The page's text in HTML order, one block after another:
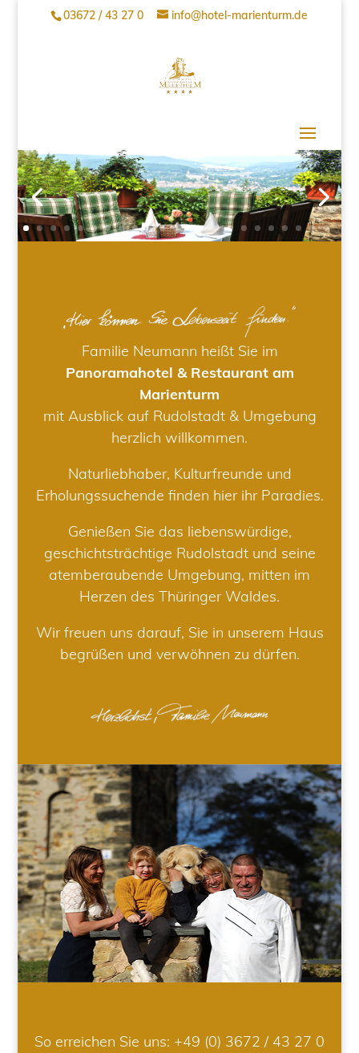
03672 / 43 27 0 info@hotel-marienturm.de
Familie Neumann heißt Sie im
Panoramahotel & Restaurant am
Marienturm
mit Ausblick auf Rudolstadt & Umgebung
herzlich willkommen.
Naturliebhaber, Kulturfreunde und
Erholungssuchende finden hier ihr Paradies.
Genießen Sie das liebenswürdige,
geschichtsträchtige Rudolstadt und seine
atemberaubende Umgebung, mitten im
Herzen des Thüringer Waldes.
Wir freuen uns darauf, Sie in unserem Haus
begrüßen und verwöhnen zu dürfen.
So erreichen Sie uns: +49 (0) 3672 / 43 27 0